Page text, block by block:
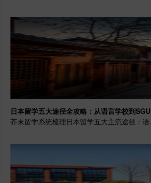
日本留学五大途径全攻略：从语言学校到
芥末留学系统梳理日本留学五大主流途径：语